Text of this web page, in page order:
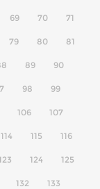
69 70 71
79 80 81
89 90
98 99
106 107
114 115 116
124 125
132 133